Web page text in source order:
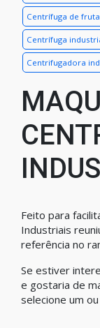
Centrífuga de
Centrífuga
Centrifugadora
Feito para
Industriais
referência no
Se estiver
e gostaria de
selecione um